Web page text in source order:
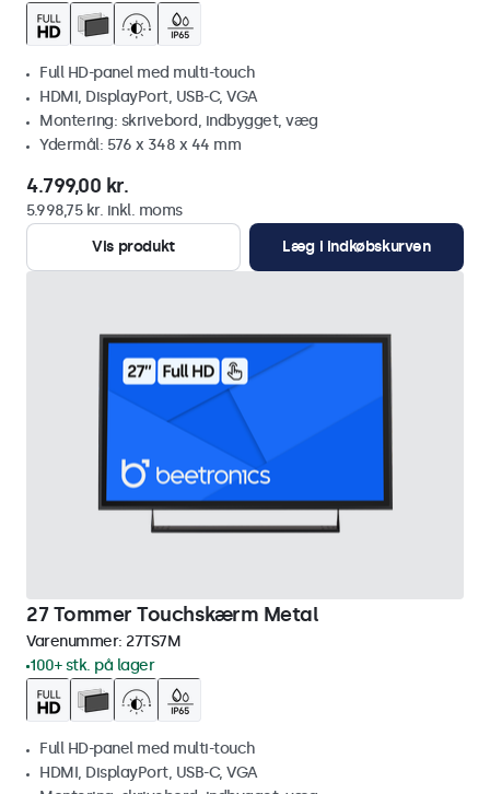
Full HD-panel med multi-touch
HDMI, DisplayPort, USB-C, VGA
Montering: skrivebord, indbygget, væg
Ydermål: 576 x 348 x 44 mm
4.799,00 kr.
5.998,75 kr. inkl. moms
Vis produkt
Læg i indkøbskurven
27 Tommer Touchskærm Metal
Varenummer: 27TS7M
100+ stk. på lager
Full HD-panel med multi-touch
HDMI, DisplayPort, USB-C, VGA